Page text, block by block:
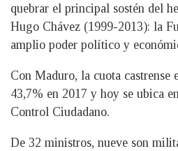
quebrar el principal sostén del
Hugo Chávez (1999-2013): la
amplio poder político y
Con Maduro, la cuota
43,7% en 2017 y hoy se ubica
Control Ciudadano.
De 32 ministros, nueve son